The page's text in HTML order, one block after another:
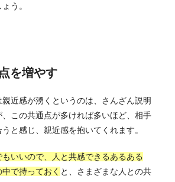
う。
を増やす
近感が湧くというのは、さんざん説明
、この共通点が多ければ多いほど、相手
と感じ、親近感を抱いてくれます。
いいので、人と共感できるあるある
で持っておく と、さまざまな人との共